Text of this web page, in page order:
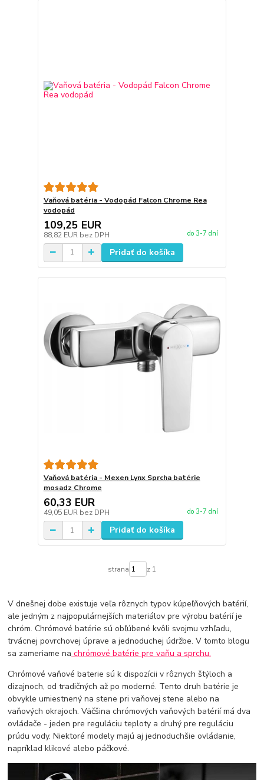
Vaňová batéria - Vodopád Falcon Chrome Rea
vodopád
109,25 EUR
88,82 EUR bez DPH do 3-7 dní
Pridať do košíka
Vaňová batéria - Mexen Lynx Sprcha batérie
mosadz Chrome
60,33 EUR
49,05 EUR bez DPH do 3-7 dní
Pridať do košíka
strana z 1
V dnešnej dobe existuje veľa rôznych typov kúpeľňových batérií,
ale jedným z najpopulárnejších materiálov pre výrobu batérií je
chróm. Chrómové batérie sú obľúbené kvôli svojmu vzhľadu,
trvácnej povrchovej úprave a jednoduchej údržbe. V tomto blogu
sa zameriame na chrómové batérie pre vaňu a sprchu.
Chrómové vaňové baterie sú k dispozícii v rôznych štýloch a
dizajnoch, od tradičných až po moderné. Tento druh batérie je
obvykle umiestnený na stene pri vaňovej stene alebo na
vaňových okrajoch. Väčšina chrómových vaňových batérií má dva
ovládače - jeden pre reguláciu teploty a druhý pre reguláciu
prúdu vody. Niektoré modely majú aj jednoduchšie ovládanie,
napríklad klikové alebo páčkové.